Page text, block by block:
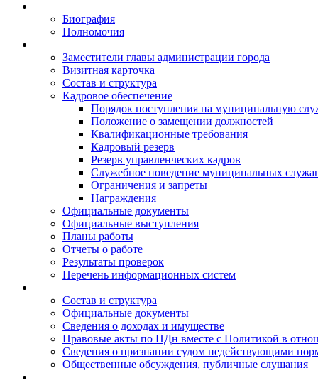
Биография
Полномочия
Заместители главы администрации города
Визитная карточка
Состав и структура
Кадровое обеспечение
Порядок поступления на муниципальную
Положение о замещении должностей
Квалификационные требования
Кадровый резерв
Резерв управленческих кадров
Служебное поведение муниципальных
Ограничения и запреты
Награждения
Официальные документы
Официальные выступления
Планы работы
Отчеты о работе
Результаты проверок
Перечень информационных систем
Состав и структура
Официальные документы
Сведения о доходах и имуществе
Правовые акты по ПДн вместе с Политикой в
Сведения о признании судом недействующими
Общественные обсуждения, публичные слушания